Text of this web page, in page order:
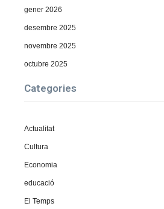
gener 2026
desembre 2025
novembre 2025
octubre 2025
Categories
Actualitat
Cultura
Economia
educació
El Temps